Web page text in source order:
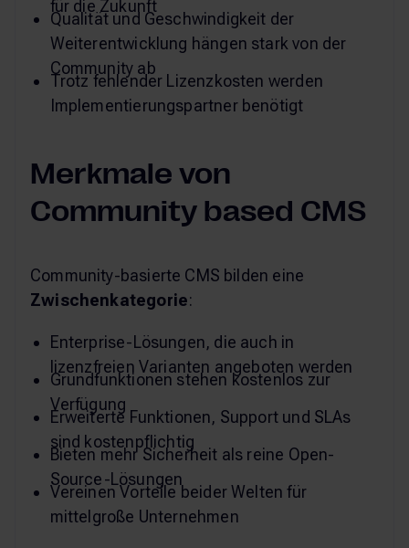
für die Zukunft
Qualität und Geschwindigkeit der
Weiterentwicklung hängen stark von der
Community ab
Trotz fehlender Lizenzkosten werden
Implementierungspartner benötigt
Merkmale von
Community based CMS
Community-basierte CMS bilden eine
Zwischenkategorie:
Enterprise-Lösungen, die auch in
lizenzfreien Varianten angeboten werden
Grundfunktionen stehen kostenlos zur
Verfügung
Erweiterte Funktionen, Support und SLAs
sind kostenpflichtig
Bieten mehr Sicherheit als reine Open-
Source-Lösungen
Vereinen Vorteile beider Welten für
mittelgroße Unternehmen